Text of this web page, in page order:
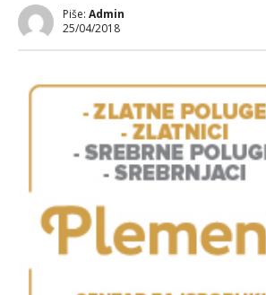
Piše: Admin
25/04/2018